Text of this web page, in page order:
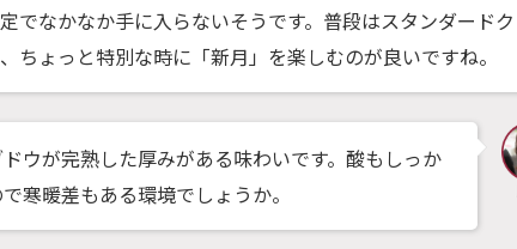
でなかなか手に入らないそうです。普段はスタンダードク
ちょっと特別な時に「新月」を楽しむのが良いですね。
ウが完熟した厚みがある味わいです。酸もしっか
寒暖差もある環境でしょうか。